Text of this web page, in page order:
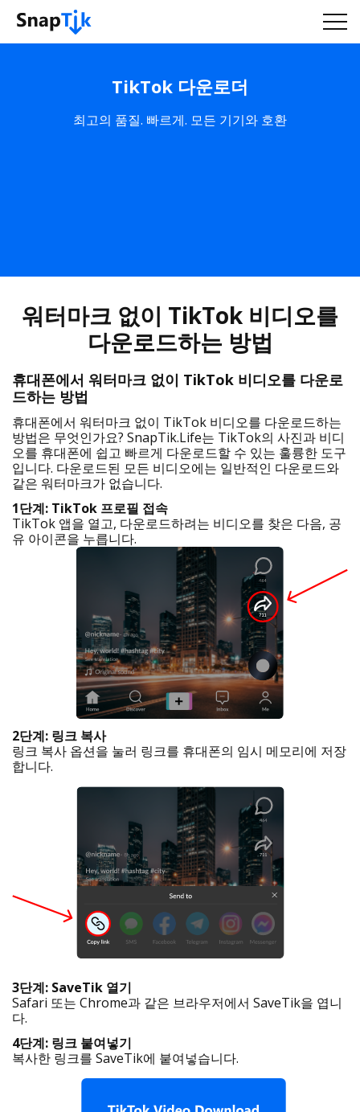
TikTok 다운로더
최고의 품질. 빠르게. 모든 기기와 호환
워터마크 없이 TikTok 비디오를
다운로드하는 방법
휴대폰에서 워터마크 없이 TikTok 비디오를 다운로
드하는 방법
휴대폰에서 워터마크 없이 TikTok 비디오를 다운로드하는
방법은 무엇인가요? SnapTik.Life는 TikTok의 사진과 비디
오를 휴대폰에 쉽고 빠르게 다운로드할 수 있는 훌륭한 도구
입니다. 다운로드된 모든 비디오에는 일반적인 다운로드와
같은 워터마크가 없습니다.
1단계: TikTok 프로필 접속
TikTok 앱을 열고, 다운로드하려는 비디오를 찾은 다음, 공
유 아이콘을 누릅니다.
2단계: 링크 복사
링크 복사 옵션을 눌러 링크를 휴대폰의 임시 메모리에 저장
합니다.
3단계: SaveTik 열기
Safari 또는 Chrome과 같은 브라우저에서 SaveTik을 엽니
다.
4단계: 링크 붙여넣기
복사한 링크를 SaveTik에 붙여넣습니다.